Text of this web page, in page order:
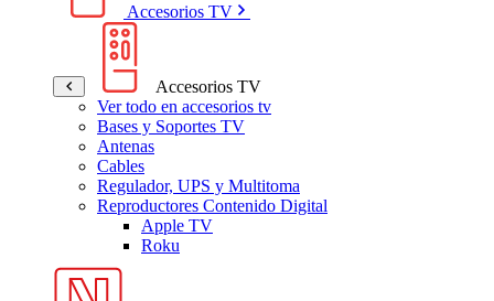
Accesorios TV
Accesorios TV
Ver todo en accesorios tv
Bases y Soportes TV
Antenas
Cables
Regulador, UPS y Multitoma
Reproductores Contenido Digital
Apple TV
Roku